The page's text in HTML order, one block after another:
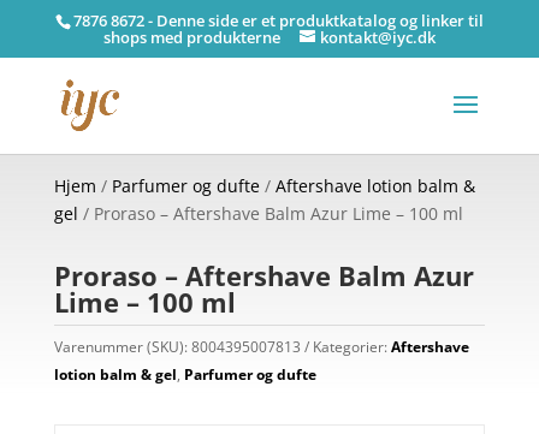
7876 8672 - Denne side er et produktkatalog og linker til
shops med produkterne kontakt@iyc.dk
Hjem / Parfumer og dufte/ Aftershave lotion balm &
gel / Proraso – Aftershave Balm Azur Lime – 100 ml
Proraso – Aftershave Balm Azur
Lime – 100 ml
Varenummer (SKU):8004395007813 Kategorier:Aftershave
lotion balm & gel, Parfumer og dufte